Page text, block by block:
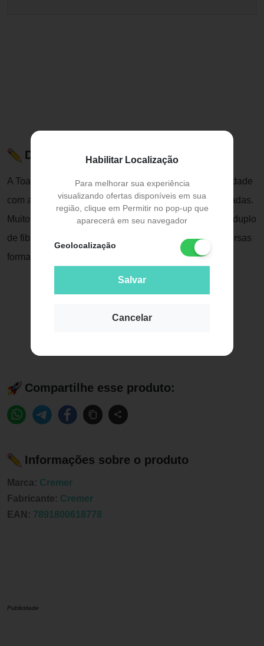
Habilitar Localização
Para melhorar sua experiência
visualizando ofertas disponíveis em sua
região, clique em Permitir no pop-up que
aparecerá em seu navegador
Geolocalização
Salvar
Cancelar
Descrição do Produto
A Toalha Fralda Básica Topz Baby vem com uma novidade
com as Fraldas e Toalhas Fraldas com lindas Estampadas.
Muito macia e absorvente. Confeccionada com tecido duplo
de fibras 100% algodão, podendo ser utilizada de diversas
formas....
Compartilhe esse produto:
Informações sobre o produto
Marca: Cremer
Fabricante: Cremer
EAN: 7891800618778
Publicidade